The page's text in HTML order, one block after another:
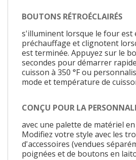
BOUTONS RÉTROÉCLAIRÉS
s'illuminent lorsque le four est
préchauffage et clignotent
est terminée. Appuyez sur le
secondes pour démarrer
cuisson à 350 °F ou
mode et température de
CONÇU POUR LA
avec une palette de matériel
Modifiez votre style avec les
d'accessoires (vendues
poignées et de boutons en